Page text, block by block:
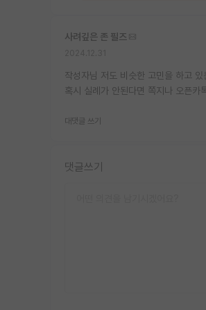
사려깊은 존 필즈
작성자님 저도 비슷한 고민을 하고 있
혹시 실례가 안된다면 쪽지나 오픈카
대댓글 쓰기
댓글쓰기